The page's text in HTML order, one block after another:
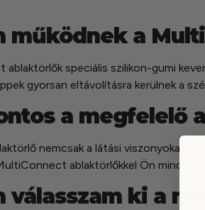
működnek a
ablaktörlők speciális szilikon-gumi
gyorsan eltávolításra kerülnek a
a megfelelő
nemcsak a látási viszonyokat
ablaktörlőkkel Ön mindig
válasszam ki a